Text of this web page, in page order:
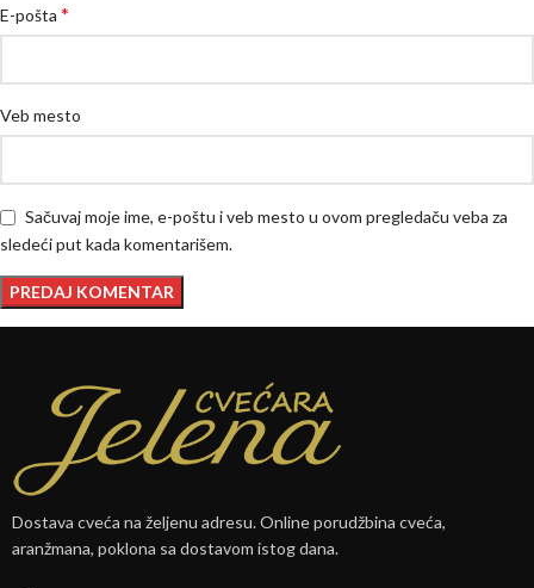
E-pošta *
Veb mesto
Sačuvaj moje ime, e-poštu i veb mesto u ovom pregledaču veba za
sledeći put kada komentarišem.
Dostava cveća na željenu adresu. Online porudžbina cveća,
aranžmana, poklona sa dostavom istog dana.